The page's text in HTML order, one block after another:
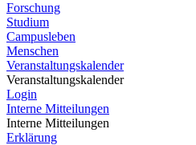
Forschung
Studium
Campusleben
Menschen
Veranstaltungskalender
Veranstaltungskalender
Login
Interne Mitteilungen
Interne Mitteilungen
Erklärung